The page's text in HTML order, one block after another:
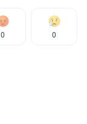
0 0